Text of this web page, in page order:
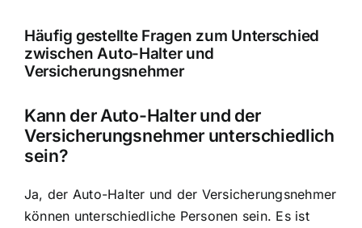
Häufig gestellte Fragen zum Unterschied
zwischen Auto-Halter und
Versicherungsnehmer
Kann der Auto-Halter und der
Versicherungsnehmer unterschiedlich
sein?
Ja, der Auto-Halter und der Versicherungsnehmer
können unterschiedliche Personen sein. Es ist